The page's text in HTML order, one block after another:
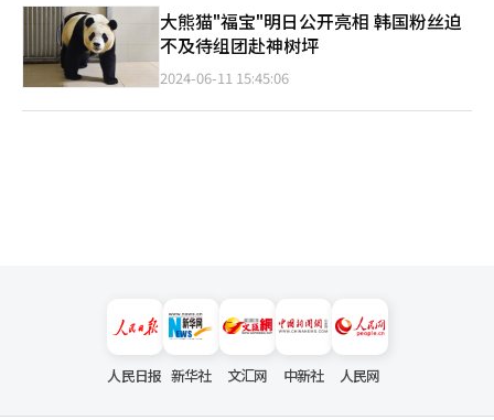
大熊猫"福宝"明日公开亮相 韩国粉丝迫
不及待组团赴神树坪
2024-06-11 15:45:06
人民日报 新华社 文汇网 中新社 人民网